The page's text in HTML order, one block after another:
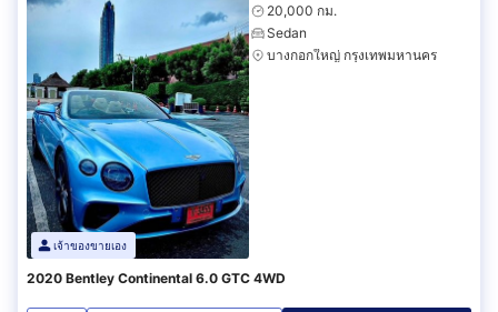
เจ้าของขายเอง
20,000 กม.
Sedan
บางกอกใหญ่ กรุงเทพมหานคร
2020 Bentley Continental 6.0 GTC 4WD